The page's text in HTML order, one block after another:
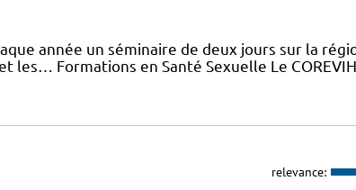
année un séminaire de deux jours sur la
Formations en Santé Sexuelle Le
relevance: